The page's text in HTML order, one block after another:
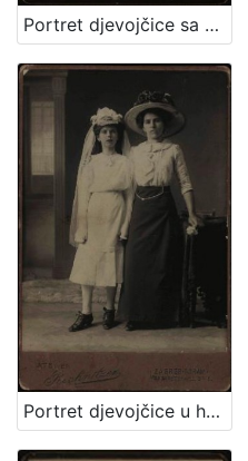
Portret djevojčice sa cvjetnim vjenčićem / [Gjuro Varga] ; [izradio fotografski atelijer] G. & I. Varga
Portret djevojčice u haljini za krizmu i žene sa šeširom s cvijećem na obodu / Atelier Rechnitzer